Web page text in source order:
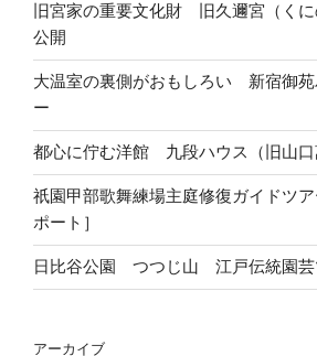
講
座
１
時
に
つ
い
て
@
江
旧宮家の重要文化財 旧久邇宮（く
公開
大温室の裏側がおもしろい 新宿御苑
ー
都心に佇む洋館 九段ハウス（旧山口
祇園甲部歌舞練場主庭修復ガイドツ
ポート］
日比谷公園 つつじ山 江戸伝統園芸
アーカイブ